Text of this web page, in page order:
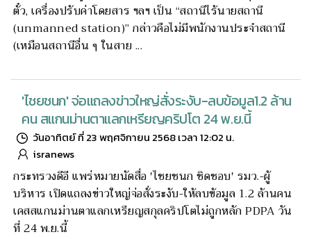
ตั๋ว, เครื่องปรับค่าโดยสาร ฯลฯ เป็น “สถานีไร้นายสถานี
(unmanned station)” กล่าวคือไม่มีพนักงานประจำสถานี
(เหมือนสถานีอื่น ๆ ในสาย ...
'ไชยชนก' จ่อแถลงข่าวใหญ่สั่งระงับ-ลบข้อมูล1.2 ล้าน
คน สแกนม่านตาแลกเหรียญคริปโต 24 พ.ย.นี้
วันอาทิตย์ ที่ 23 พฤศจิกายน 2568 เวลา 12:02 น.
isranews
กระทรวงดีอี แพร่หมายนัดสื่อ 'ไชยชนก ชิดชอบ' รมว.-ผู้
บริหาร เปิดแถลงข่าวใหญ่จ่อสั่งระงับ-ให้ลบข้อมูล 1.2 ล้านคน
เคสสแกนม่านตาแลกเหรียญสกุลคริปโตไม่ถูกหลัก PDPA วัน
ที่ 24 พ.ย.นี้